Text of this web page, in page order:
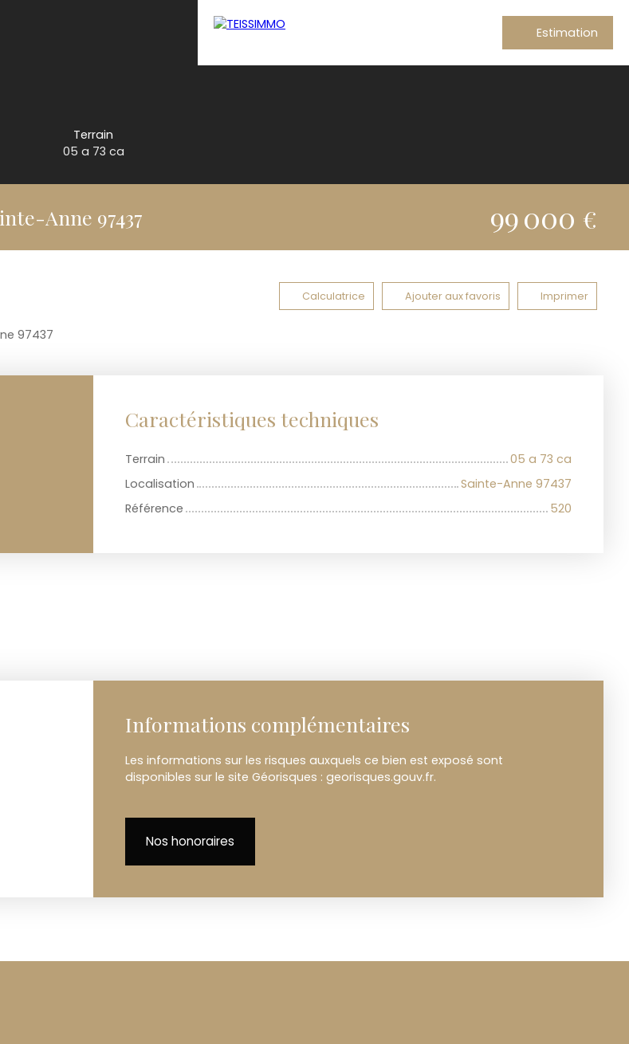
Estimation
Terrain
05 a 73 ca
Anne 97437 99 000 €
Calculatrice Ajouter aux favoris Imprimer
97437
Caractéristiques techniques
Terrain
05 a 73 ca
Localisation
Sainte-Anne 97437
Référence
520
Informations complémentaires
Les informations sur les risques auxquels ce bien est exposé sont
disponibles sur le site Géorisques : georisques.gouv.fr.
Nos honoraires